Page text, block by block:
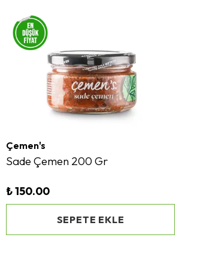
Çemen's
Sade Çemen 200 Gr
₺ 150.00
SEPETE EKLE